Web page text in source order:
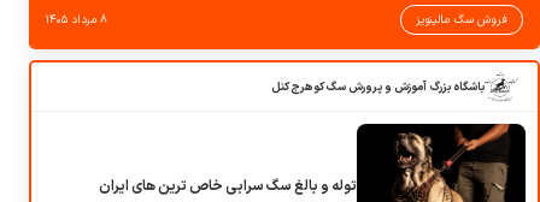
فروش سگ مالینویز ۸ مرداد ۱۴۰۵
باشگاه بزرگ آموزش و پرورش سگ کوهرج کنل
توله و بالغ سگ سرابی خاص ترین های ایران